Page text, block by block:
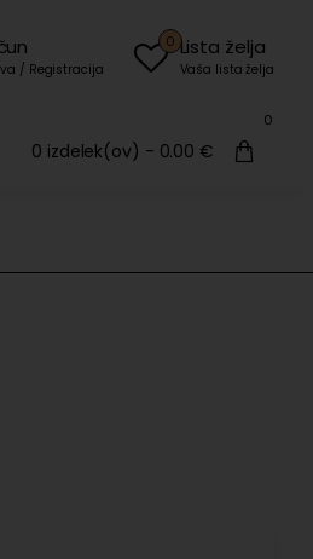
/ Registracija
Lista želja
Vaša lista želja
0
0 izdelek(ov) - 0.00 €
0